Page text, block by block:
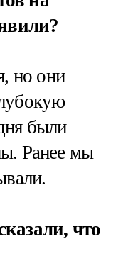
но они
были
Ранее мы
что